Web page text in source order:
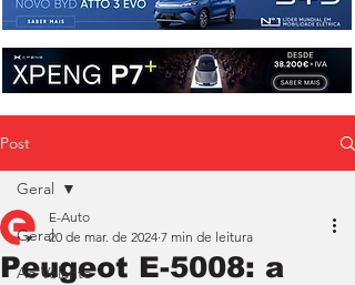
Post
Geral
Ao Volante
Geral
Peugeot E-5008: a
E-Auto
20 de mar. de 2024 7 min de leitura